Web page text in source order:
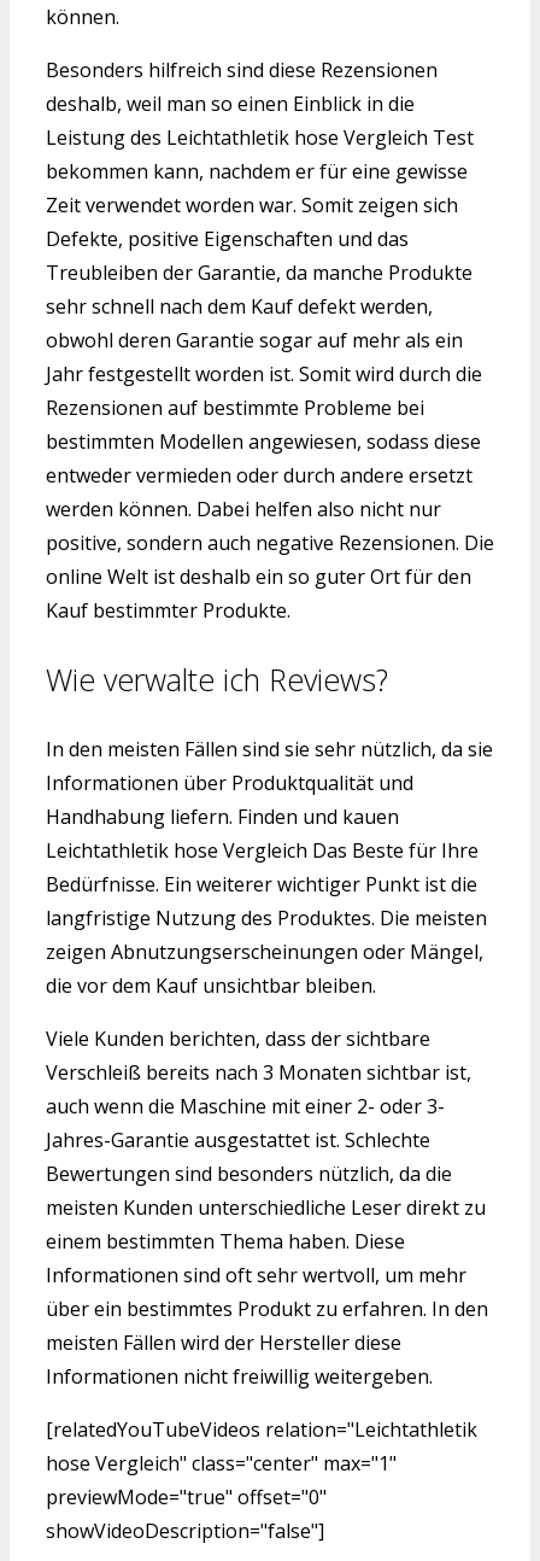
können.
Besonders hilfreich sind diese Rezensionen
deshalb, weil man so einen Einblick in die
Leistung des Leichtathletik hose Vergleich Test
bekommen kann, nachdem er für eine gewisse
Zeit verwendet worden war. Somit zeigen sich
Defekte, positive Eigenschaften und das
Treubleiben der Garantie, da manche Produkte
sehr schnell nach dem Kauf defekt werden,
obwohl deren Garantie sogar auf mehr als ein
Jahr festgestellt worden ist. Somit wird durch die
Rezensionen auf bestimmte Probleme bei
bestimmten Modellen angewiesen, sodass diese
entweder vermieden oder durch andere ersetzt
werden können. Dabei helfen also nicht nur
positive, sondern auch negative Rezensionen. Die
online Welt ist deshalb ein so guter Ort für den
Kauf bestimmter Produkte.
Wie verwalte ich Reviews?
In den meisten Fällen sind sie sehr nützlich, da sie
Informationen über Produktqualität und
Handhabung liefern. Finden und kauen
Leichtathletik hose Vergleich Das Beste für Ihre
Bedürfnisse. Ein weiterer wichtiger Punkt ist die
langfristige Nutzung des Produktes. Die meisten
zeigen Abnutzungserscheinungen oder Mängel,
die vor dem Kauf unsichtbar bleiben.
Viele Kunden berichten, dass der sichtbare
Verschleiß bereits nach 3 Monaten sichtbar ist,
auch wenn die Maschine mit einer 2- oder 3-
Jahres-Garantie ausgestattet ist. Schlechte
Bewertungen sind besonders nützlich, da die
meisten Kunden unterschiedliche Leser direkt zu
einem bestimmten Thema haben. Diese
Informationen sind oft sehr wertvoll, um mehr
über ein bestimmtes Produkt zu erfahren. In den
meisten Fällen wird der Hersteller diese
Informationen nicht freiwillig weitergeben.
[relatedYouTubeVideos relation="Leichtathletik
hose Vergleich" class="center" max="1"
previewMode="true" offset="0"
showVideoDescription="false"]